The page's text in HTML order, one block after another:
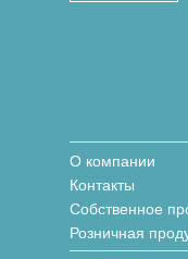
О компании
Контакты
Собственное
Розничная